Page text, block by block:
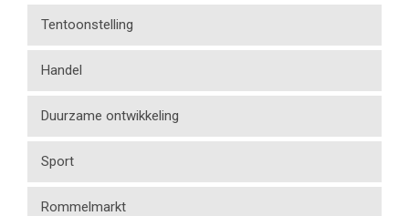
Tentoonstelling
Handel
Duurzame ontwikkeling
Sport
Rommelmarkt